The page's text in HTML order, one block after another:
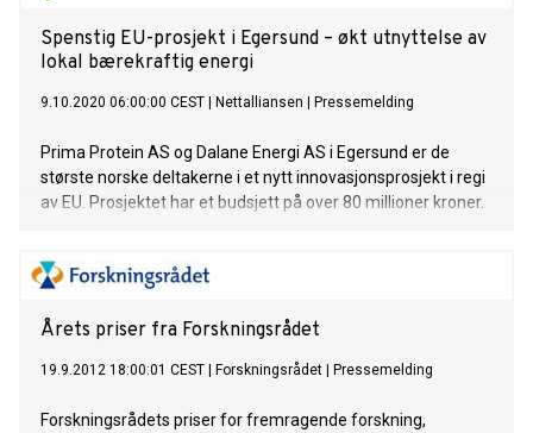
Spenstig EU-prosjekt i Egersund – økt utnyttelse av
lokal bærekraftig energi
9.10.2020 06:00:00 CEST Nettalliansen Pressemelding
Prima Protein AS og Dalane Energi AS i Egersund er de
største norske deltakerne i et nytt innovasjonsprosjekt i regi
av EU. Prosjektet har et budsjett på over 80 millioner kroner.
Årets priser fra Forskningsrådet
19.9.2012 18:00:01 CEST Forskningsrådet Pressemelding
Forskningsrådets priser for fremragende forskning,